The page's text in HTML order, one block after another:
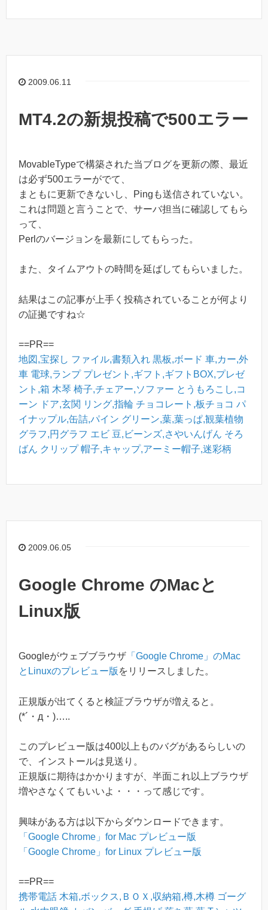
2009.06.11
MT4.2の新規投稿で500エラー
MovableTypeで構築された当ブログを更新の際、最近
は必ず500エラーがでて、
まともに更新できないし、Pingも送信されていない。
これは問題と言うことで、サーバ担当に確認してもら
って、
Perlのバージョンを最新にしてもらった。
また、タイムアウトの時間を延ばしてもらいました。
結果はこの記事が上手く投稿されていることが何より
の証拠ですね☆
==PR==
地図,宝探し ファイル,書類入れ 黒板,ボード 車,カー,外
車 電球,ランプ プレゼント,ギフト,ギフトBOX,プレゼ
ント,箱 木琴 椅子,チェアー,ソファー とうもろこし,コ
ーン ドア,玄関 リング,指輪 チョコレート,板チョコ パ
イナップル,缶詰,パイン グリーン,葉,葉っぱ,観葉植物
グラフ,円グラフ エビ 豆,ビーンズ,さやいんげん そろ
ばん クリップ 帽子,キャップ,アーミー帽子,迷彩柄
2009.06.05
Google Chrome のMacと
Linux版
Googleがウェブブラウザ 「Google Chrome」のMac
とLinuxのプレビュー版 をリリースしました。
正規版が出てくると検証ブラウザが増えると。
(*´・д・)…..
このプレビュー版は400以上ものバグがあるらしいの
で、インストールは見送り。
正規版に期待はかかりますが、半面これ以上ブラウザ
増やさなくてもいいよ・・・って感じです。
興味がある方は以下からダウンロードできます。
「Google Chrome」for Mac プレビュー版
「Google Chrome」for Linux プレビュー版
==PR==
携帯電話 木箱,ボックス,ＢＯＸ,収納箱,樽,木樽 ゴーグ